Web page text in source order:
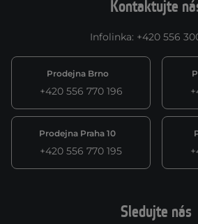
Kontaktujte
Infolinka: +420 556
Prodejna Brno
+420 556 770 196
Prodejna Praha 10
+420 556 770 195
Sledujte nás